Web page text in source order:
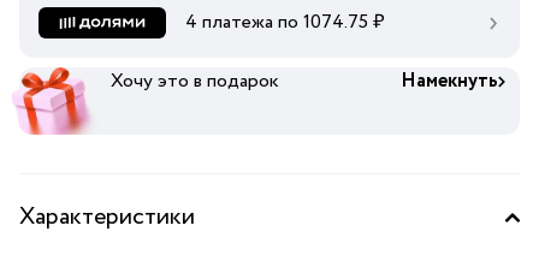
4 платежа по 1074.75 ₽
Хочу это в подарок Намекнуть
Характеристики